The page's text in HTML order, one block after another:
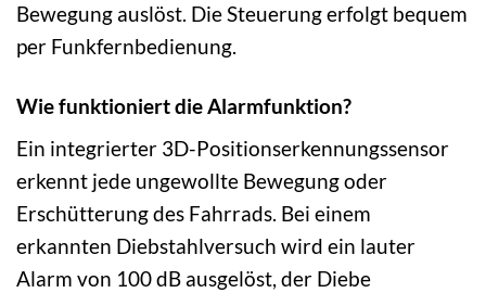
Bewegung auslöst. Die Steuerung erfolgt bequem
per Funkfernbedienung.
Wie funktioniert die Alarmfunktion?
Ein integrierter 3D-Positionserkennungssensor
erkennt jede ungewollte Bewegung oder
Erschütterung des Fahrrads. Bei einem
erkannten Diebstahlversuch wird ein lauter
Alarm von 100 dB ausgelöst, der Diebe